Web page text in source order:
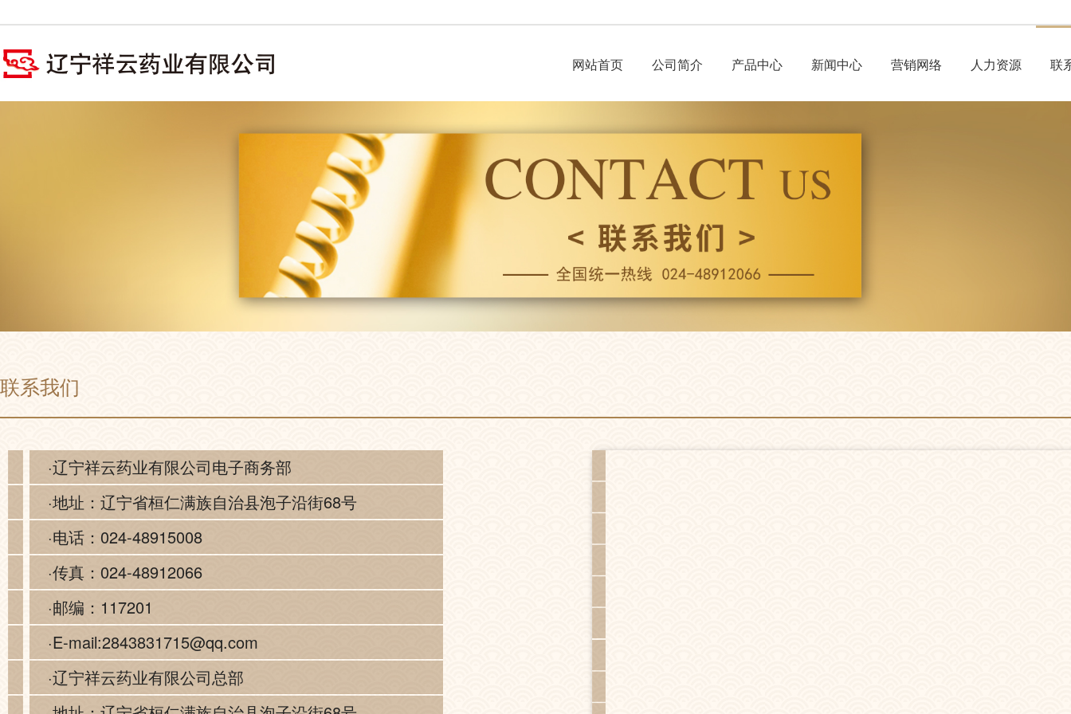
网站首页 公司简介 产品中心 新闻中心 营销网络 人力资源 联
联系我们
·辽宁祥云药业有限公司电子商务部
·地址：辽宁省桓仁满族自治县泡子沿街68号
·电话：024-48915008
·传真：024-48912066
·邮编：117201
·E-mail:2843831715@qq.com
·辽宁祥云药业有限公司总部